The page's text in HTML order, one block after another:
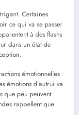
Certaines
ce qui va se passer
à des flashs
dans un état de
émotionnelles
émotions d’autrui va
que peu peuvent
rappellent que